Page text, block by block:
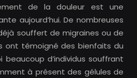
de la douleur est une
aujourd’hui. De nombreuses
souffert de migraines ou de
ont témoigné des bienfaits du
beaucoup d’individus souffrant
à présent des gélules de